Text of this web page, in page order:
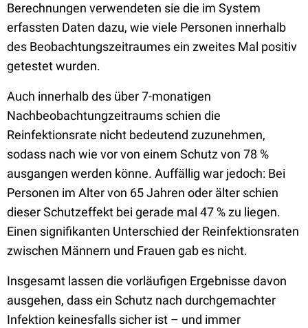
Berechnungen verwendeten sie die im System
erfassten Daten dazu, wie viele Personen innerhalb
des Beobachtungszeitraumes ein zweites Mal positiv
getestet wurden.
Auch innerhalb des über 7-monatigen
Nachbeobachtungzeitraums schien die
Reinfektionsrate nicht bedeutend zuzunehmen,
sodass nach wie vor von einem Schutz von 78 %
ausgangen werden könne. Auffällig war jedoch: Bei
Personen im Alter von 65 Jahren oder älter schien
dieser Schutzeffekt bei gerade mal 47 % zu liegen.
Einen signifikanten Unterschied der Reinfektionsraten
zwischen Männern und Frauen gab es nicht.
Insgesamt lassen die vorläufigen Ergebnisse davon
ausgehen, dass ein Schutz nach durchgemachter
Infektion keinesfalls sicher ist – und immer